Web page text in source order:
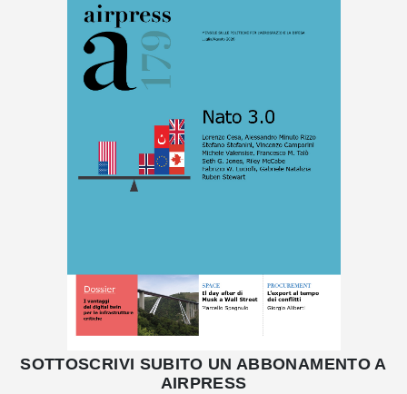
SOTTOSCRIVI SUBITO UN ABBONAMENTO A
AIRPRESS